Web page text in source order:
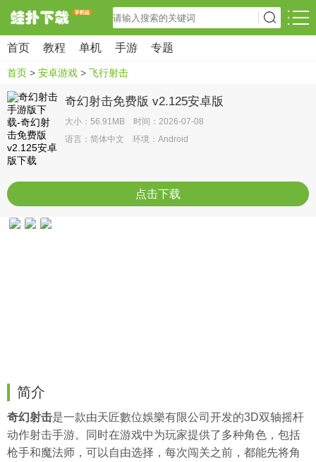
首页 教程 单机 手游 专题
首页 > 安卓游戏 > 飞行射击
奇幻射击免费版 v2.125安卓版
大小：56.91MB 时间：2026-07-08
语言：简体中文 环境：Android
点击下载
简介
奇幻射击是一款由天匠數位娛樂有限公司开发的3D双轴摇杆
动作射击手游。同时在游戏中为玩家提供了多种角色，包括
枪手和魔法师，可以自由选择，每次闯关之前，都能先将角